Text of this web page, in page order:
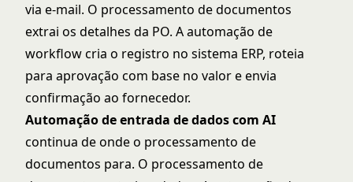
via e-mail. O processamento de documentos
extrai os detalhes da PO. A automação de
workflow cria o registro no sistema ERP, roteia
para aprovação com base no valor e envia
confirmação ao fornecedor.
Automação de entrada de dados com AI
continua de onde o processamento de
documentos para. O processamento de